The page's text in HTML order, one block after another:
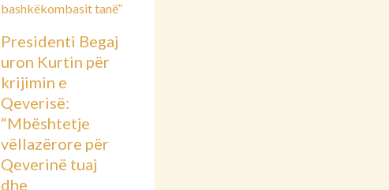
Presidenti Begaj
uron Kurtin për
krijimin e
Qeverisë:
“Mbështetje
vëllazërore për
Qeverinë tuaj
dhe